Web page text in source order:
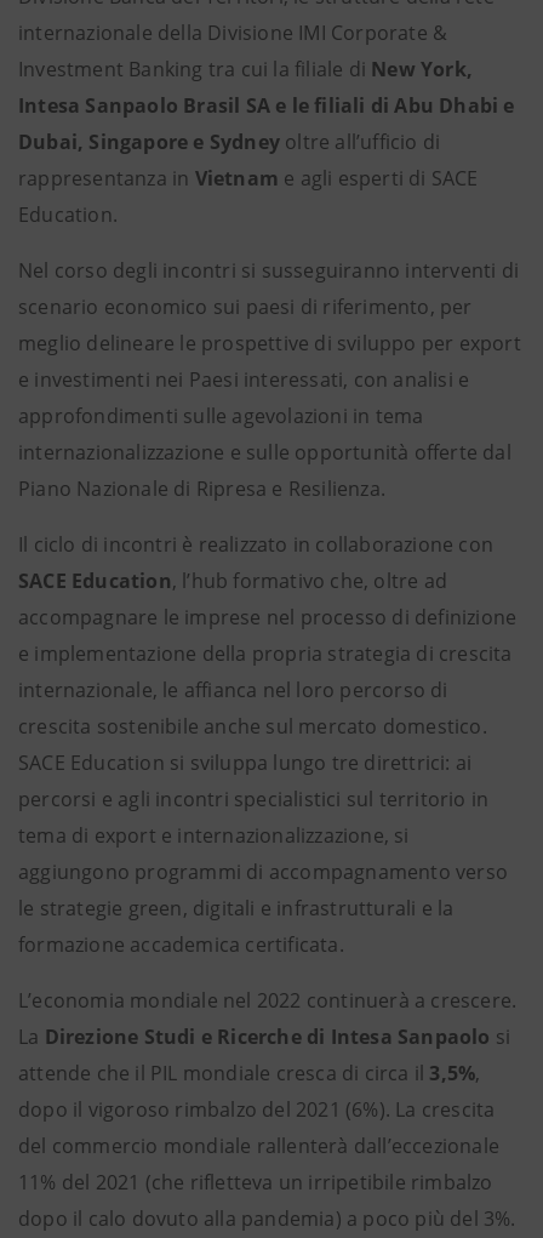
internazionale della Divisione IMI Corporate &
Investment Banking tra cui la filiale di New York,
Intesa Sanpaolo Brasil SA e le filiali di Abu Dhabi e
Dubai, Singapore e Sydney oltre all’ufficio di
rappresentanza in Vietnam e agli esperti di SACE
Education.
Nel corso degli incontri si susseguiranno interventi di
scenario economico sui paesi di riferimento, per
meglio delineare le prospettive di sviluppo per export
e investimenti nei Paesi interessati, con analisi e
approfondimenti sulle agevolazioni in tema
internazionalizzazione e sulle opportunità offerte dal
Piano Nazionale di Ripresa e Resilienza.
Il ciclo di incontri è realizzato in collaborazione con
SACE Education, l’hub formativo che, oltre ad
accompagnare le imprese nel processo di definizione
e implementazione della propria strategia di crescita
internazionale, le affianca nel loro percorso di
crescita sostenibile anche sul mercato domestico.
SACE Education si sviluppa lungo tre direttrici: ai
percorsi e agli incontri specialistici sul territorio in
tema di export e internazionalizzazione, si
aggiungono programmi di accompagnamento verso
le strategie green, digitali e infrastrutturali e la
formazione accademica certificata.
L’economia mondiale nel 2022 continuerà a crescere.
La Direzione Studi e Ricerche di Intesa Sanpaolo si
attende che il PIL mondiale cresca di circa il 3,5%,
dopo il vigoroso rimbalzo del 2021 (6%). La crescita
del commercio mondiale rallenterà dall’eccezionale
11% del 2021 (che rifletteva un irripetibile rimbalzo
dopo il calo dovuto alla pandemia) a poco più del 3%.